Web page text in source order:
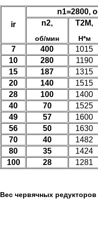
ir
n1=2800,
n2,
об/мин
T2M,
Н*м
7 400
1015
10
280
1190
15
187
1315
20
140
1515
28
100
1400
40
70
1525
49
57
1600
56
50
1630
70
40
1482
80
35
1424
100
28 1281
Вес червячных редукторов